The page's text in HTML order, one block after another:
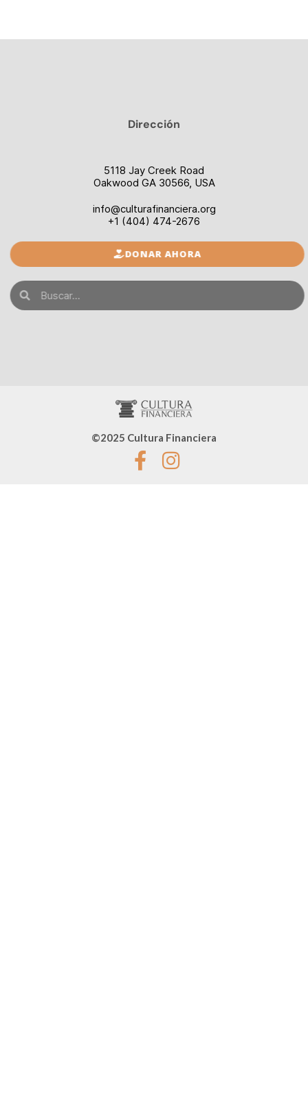
Dirección
5118 Jay Creek Road
Oakwood GA 30566, USA
info@culturafinanciera.org
+1 (404) 474-2676
DONAR AHORA
©2025 Cultura Financiera